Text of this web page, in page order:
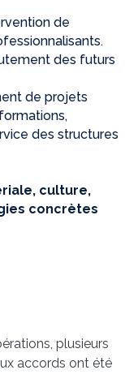
de
des futurs
de projets
des structures
culture,
concrètes
plusieurs
accords ont été